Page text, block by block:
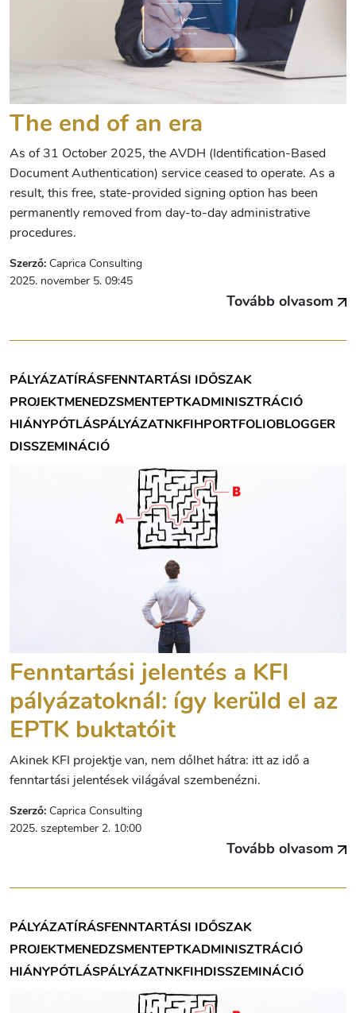
The end of an era
As of 31 October 2025, the AVDH (Identification-Based
Document Authentication) service ceased to operate. As a
result, this free, state-provided signing option has been
permanently removed from day-to-day administrative
procedures.
Szerző: Caprica Consulting
2025. november 5. 09:45
Tovább olvasom
PÁLYÁZATÍRÁSFENNTARTÁSI IDŐSZAK
PROJEKTMENEDZSMENTEPTKADMINISZTRÁCIÓ
HIÁNYPÓTLÁSPÁLYÁZATNKFIHPORTFOLIOBLOGGER
DISSZEMINÁCIÓ
Fenntartási jelentés a KFI
pályázatoknál: így kerüld el az
EPTK buktatóit
Akinek KFI projektje van, nem dőlhet hátra: itt az idő a
fenntartási jelentések világával szembenézni.
Szerző: Caprica Consulting
2025. szeptember 2. 10:00
Tovább olvasom
PÁLYÁZATÍRÁSFENNTARTÁSI IDŐSZAK
PROJEKTMENEDZSMENTEPTKADMINISZTRÁCIÓ
HIÁNYPÓTLÁSPÁLYÁZATNKFIHDISSZEMINÁCIÓ